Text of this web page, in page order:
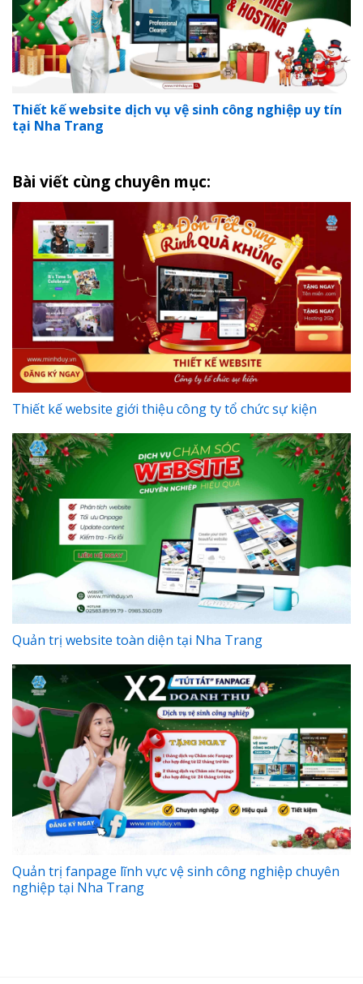
Thiết kế website dịch vụ vệ sinh công nghiệp uy tín
tại Nha Trang
Bài viết cùng chuyên mục:
Thiết kế website giới thiệu công ty tổ chức sự kiện
Quản trị website toàn diện tại Nha Trang
Quản trị fanpage lĩnh vực vệ sinh công nghiệp chuyên
nghiệp tại Nha Trang